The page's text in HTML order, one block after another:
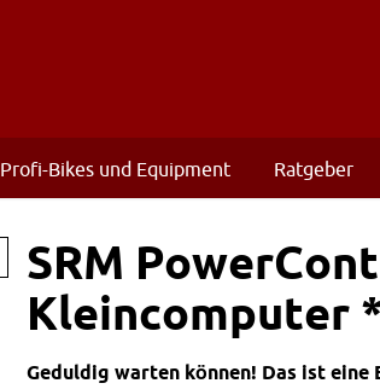
Profi-Bikes und Equipment Ratgeber
SRM
Kleincomputer
Geduldig warten können! Das ist eine